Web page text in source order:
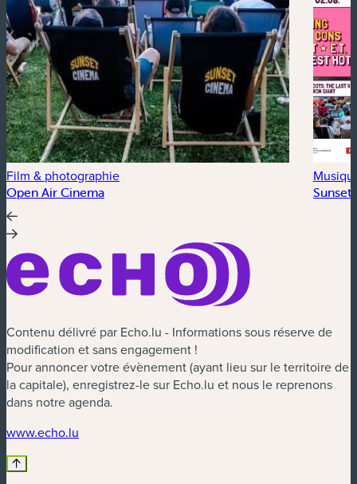
Film & photographie
Open Air Cinema Sunset
Contenu délivré par Echo.lu - Informations sous réserve de
modification et sans engagement !
Pour annoncer votre évènement (ayant lieu sur le territoire de
la capitale), enregistrez-le sur Echo.lu et nous le reprenons
dans notre agenda.
www.echo.lu